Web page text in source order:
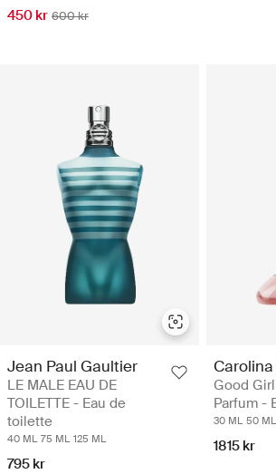
450 kr 600 kr
Jean Paul Gaultier
LE MALE EAU DE
TOILETTE - Eau de
toilette
40 ML 75 ML 125 ML
795 kr
Good
Parfum -
30 ML 50 ML
1815 kr